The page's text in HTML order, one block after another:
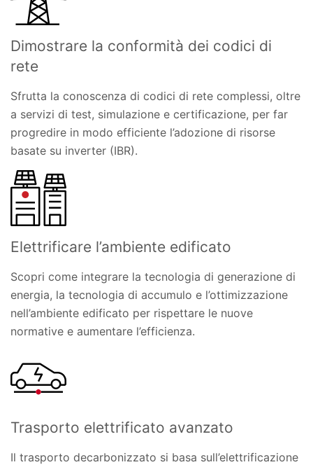
Dimostrare la conformità dei codici di
rete
Sfrutta la conoscenza di codici di rete complessi, oltre
a servizi di test, simulazione e certificazione, per far
progredire in modo efficiente l’adozione di risorse
basate su inverter (IBR).
Elettrificare l’ambiente edificato
Scopri come integrare la tecnologia di generazione di
energia, la tecnologia di accumulo e l’ottimizzazione
nell’ambiente edificato per rispettare le nuove
normative e aumentare l’efficienza.
Trasporto elettrificato avanzato
Il trasporto decarbonizzato si basa sull’elettrificazione